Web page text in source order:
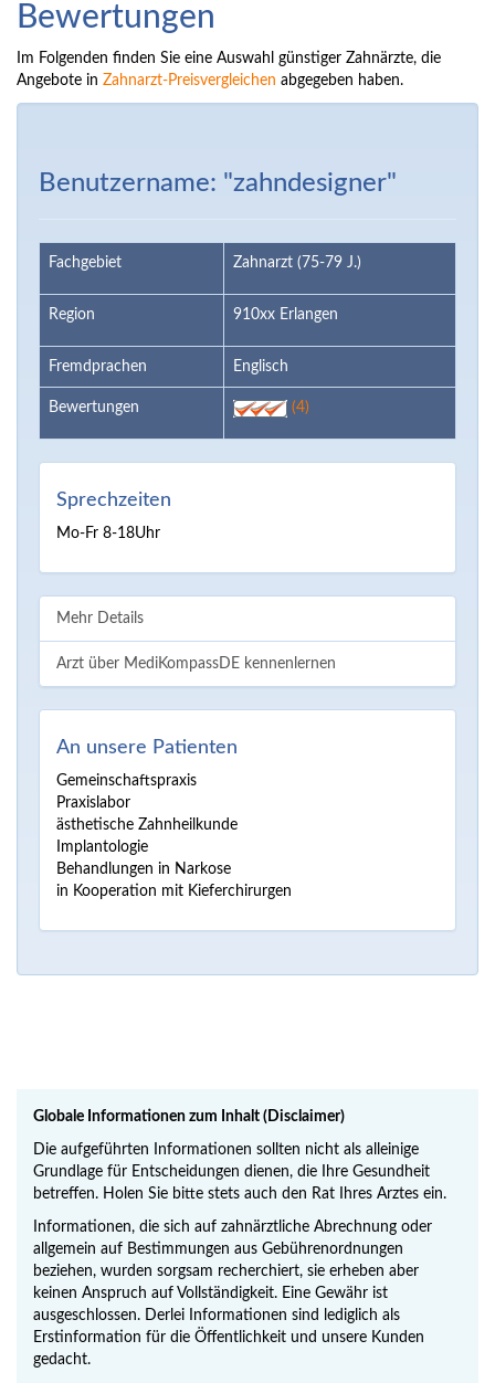
Bewertungen
Im Folgenden finden Sie eine Auswahl günstiger Zahnärzte, die
Angebote in Zahnarzt-Preisvergleichen abgegeben haben.
Benutzername: "zahndesigner"
Fachgebiet Zahnarzt (75-79 J.)
Region 910xx Erlangen
Fremdprachen Englisch
Bewertungen (4)
Sprechzeiten
Mo-Fr 8-18Uhr
Mehr Details
Arzt über MediKompassDE kennenlernen
An unsere Patienten
Gemeinschaftspraxis
Praxislabor
ästhetische Zahnheilkunde
Implantologie
Behandlungen in Narkose
in Kooperation mit Kieferchirurgen
Globale Informationen zum Inhalt (Disclaimer)
Die aufgeführten Informationen sollten nicht als alleinige
Grundlage für Entscheidungen dienen, die Ihre Gesundheit
betreffen. Holen Sie bitte stets auch den Rat Ihres Arztes ein.
Informationen, die sich auf zahnärztliche Abrechnung oder
allgemein auf Bestimmungen aus Gebührenordnungen
beziehen, wurden sorgsam recherchiert, sie erheben aber
keinen Anspruch auf Vollständigkeit. Eine Gewähr ist
ausgeschlossen. Derlei Informationen sind lediglich als
Erstinformation für die Öffentlichkeit und unsere Kunden
gedacht.